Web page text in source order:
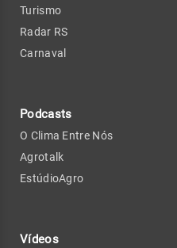
Turismo
Radar RS
Carnaval
Podcasts
O Clima Entre Nós
Agrotalk
EstúdioAgro
Vídeos